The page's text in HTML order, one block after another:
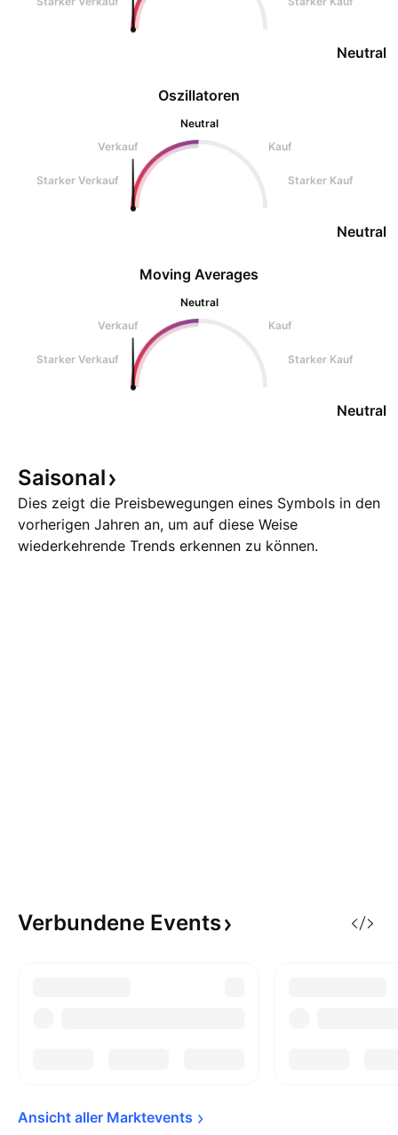
Oszillatoren
Neutral
Verkauf
Kauf
Starker Verkauf Starker Kauf
Neutral
Neutral
Moving Averages
Neutral
Verkauf
Kauf
Starker Verkauf Starker Kauf
Neutral
Saisonal
Dies zeigt die Preisbewegungen eines Symbols in den
vorherigen Jahren an, um auf diese Weise
wiederkehrende Trends erkennen zu können.
Verbundene Events
Ansicht aller Marktevents